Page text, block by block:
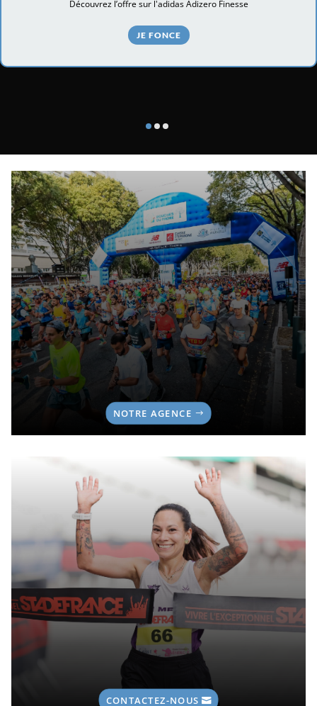
Découvrez l’offre sur l'adidas Adizero Finesse
JE FONCE
NOTRE AGENCE
CONTACTEZ-NOUS